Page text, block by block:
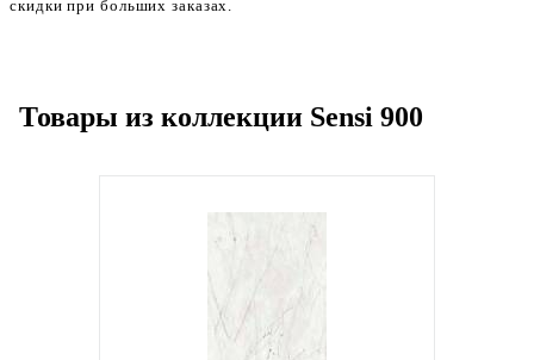
скидки при больших заказах.
Товары из коллекции Sensi 900